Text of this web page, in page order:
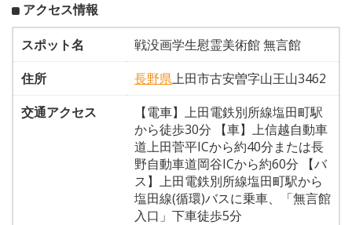
アクセス情報
スポット名
戦没画学生慰霊美術館 無言館
住所
長野県上田市古安曽字山王山3462
交通アクセス
【電車】上田電鉄別所線塩田町駅
から徒歩30分 【車】上信越自動車
道上田菅平ICから約40分または長
野自動車道岡谷ICから約60分 【バ
ス】上田電鉄別所線塩田町駅から
塩田線(循環)バスに乗車、「無言館
入口」下車徒歩5分